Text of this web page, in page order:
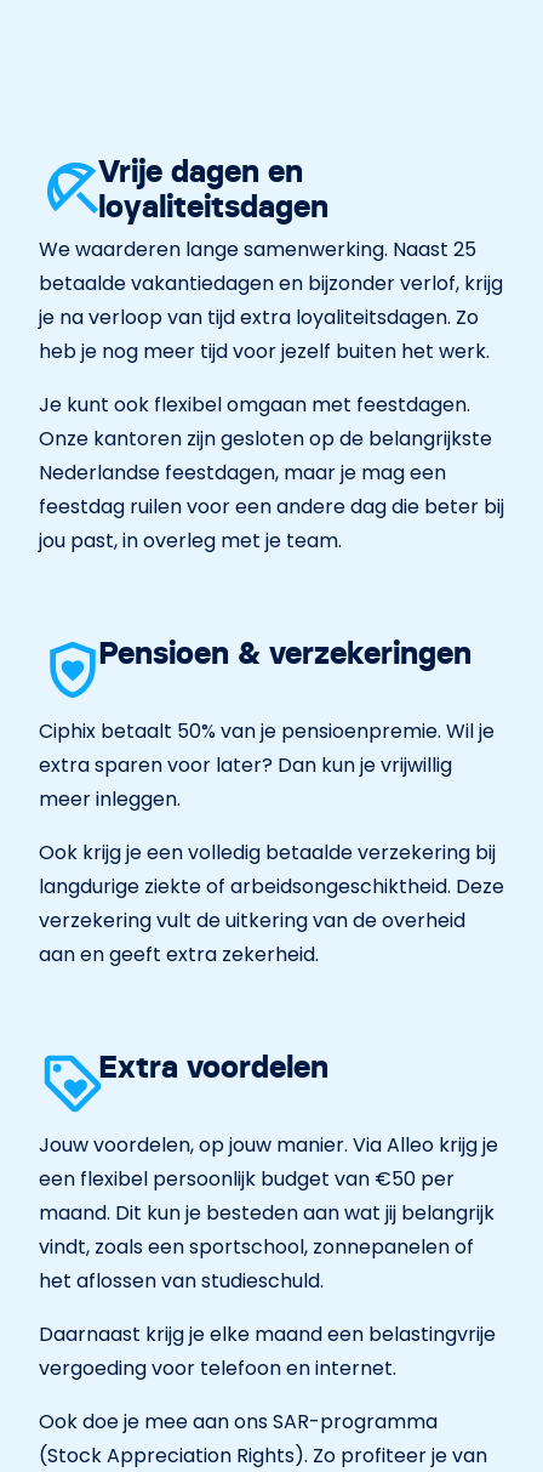
Vrije dagen en
loyaliteitsdagen
We waarderen lange samenwerking. Naast 25
betaalde vakantiedagen en bijzonder verlof, krijg
je na verloop van tijd extra loyaliteitsdagen. Zo
heb je nog meer tijd voor jezelf buiten het werk.
Je kunt ook flexibel omgaan met feestdagen.
Onze kantoren zijn gesloten op de belangrijkste
Nederlandse feestdagen, maar je mag een
feestdag ruilen voor een andere dag die beter bij
jou past, in overleg met je team.
Pensioen & verzekeringen
Ciphix betaalt 50% van je pensioenpremie. Wil je
extra sparen voor later? Dan kun je vrijwillig
meer inleggen.
Ook krijg je een volledig betaalde verzekering bij
langdurige ziekte of arbeidsongeschiktheid. Deze
verzekering vult de uitkering van de overheid
aan en geeft extra zekerheid.
Extra voordelen
Jouw voordelen, op jouw manier. Via Alleo krijg je
een flexibel persoonlijk budget van €50 per
maand. Dit kun je besteden aan wat jij belangrijk
vindt, zoals een sportschool, zonnepanelen of
het aflossen van studieschuld.
Daarnaast krijg je elke maand een belastingvrije
vergoeding voor telefoon en internet.
Ook doe je mee aan ons SAR-programma
(Stock Appreciation Rights). Zo profiteer je van